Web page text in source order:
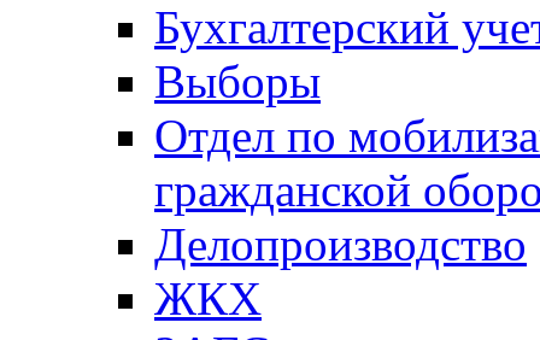
Бухгалтерский
Выборы
Отдел по
гражданской
Делопроизводство
ЖКХ